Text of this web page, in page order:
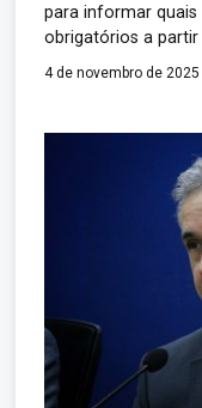
para informar
obrigatórios a partir
fatos geradores
que haja
empresas testem
4 de novembro de 2025